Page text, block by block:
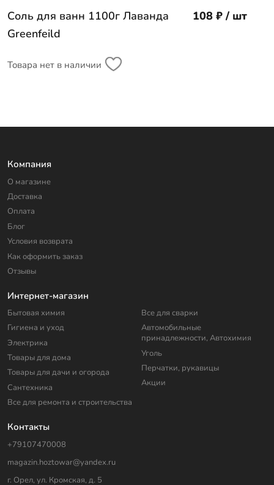
Соль для ванн 1100г Лаванда
Greenfeild
Товара нет в наличии
108 ₽ / шт
Компания
О магазине
Доставка
Оплата
Блог
Условия возврата
Как оформить заказ
Отзывы
Интернет-магазин
Бытовая химия
Гигиена и уход
Электрика
Товары для дома
Товары для дачи и огорода
Сантехника
Все для ремонта и строительства
Все для сварки
Автомобильные
принадлежности, Автохимия
Уголь
Перчатки, рукавицы
Акции
Контакты
+79107470008
magazin.hoztowar@yandex.ru
г. Орел, ул. Кромская, д. 5